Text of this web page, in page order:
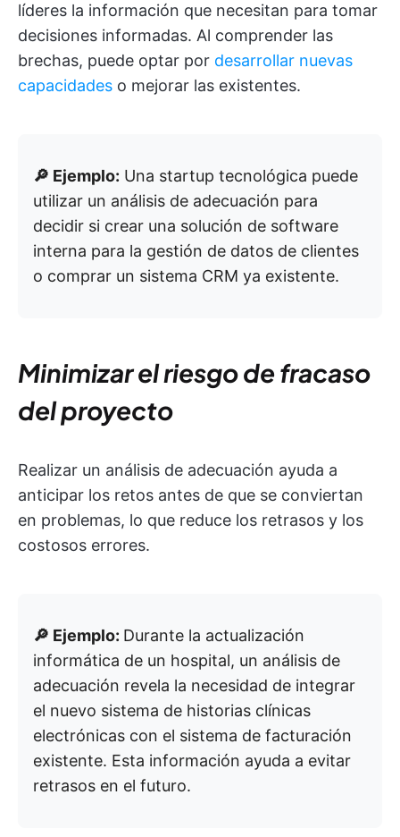
líderes la información que necesitan para tomar
decisiones informadas. Al comprender las
brechas, puede optar por desarrollar nuevas
capacidades o mejorar las existentes.
🔎 Ejemplo: Una startup tecnológica puede
utilizar un análisis de adecuación para
decidir si crear una solución de software
interna para la gestión de datos de clientes
o comprar un sistema CRM ya existente.
Minimizar el riesgo de fracaso
del proyecto
Realizar un análisis de adecuación ayuda a
anticipar los retos antes de que se conviertan
en problemas, lo que reduce los retrasos y los
costosos errores.
🔎 Ejemplo: Durante la actualización
informática de un hospital, un análisis de
adecuación revela la necesidad de integrar
el nuevo sistema de historias clínicas
electrónicas con el sistema de facturación
existente. Esta información ayuda a evitar
retrasos en el futuro.